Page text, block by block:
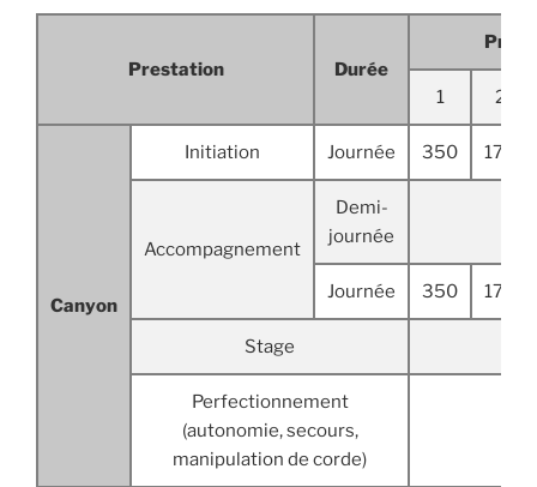
Prestation Durée
Prix
1 2
Canyon
Initiation Journée 350 175
Accompagnement
Demi-
journée
Journée 350 175
Stage
Perfectionnement
(autonomie, secours,
manipulation de corde)